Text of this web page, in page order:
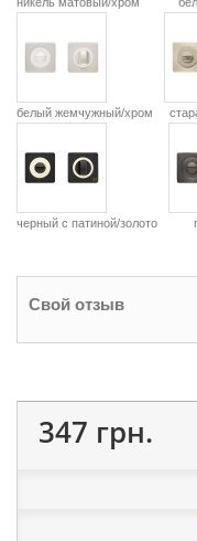
белый жемчужный/хром
черный с патиной/золото
Свой отзыв
347 грн.